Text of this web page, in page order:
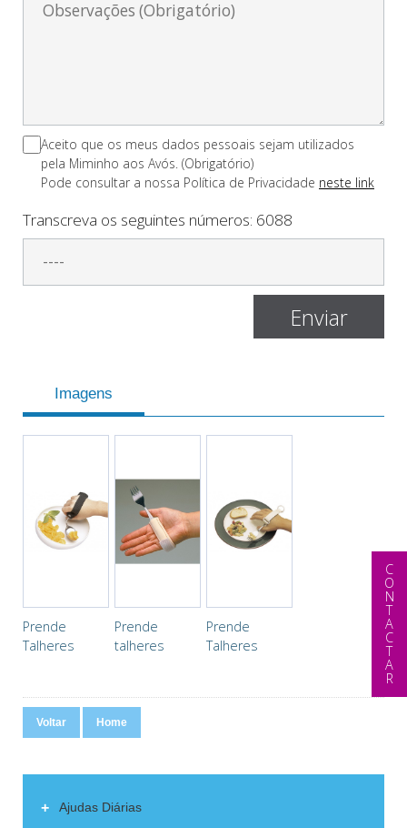
Aceito que os meus dados pessoais sejam utilizados
pela Miminho aos Avós. (Obrigatório)
Pode consultar a nossa Polí­tica de Privacidade neste link
Transcreva os seguintes números: 6088
Imagens
Prende
Talheres
Prende
talheres
Prende
Talheres
Voltar Home
+ Ajudas Diárias
CONTACTAR